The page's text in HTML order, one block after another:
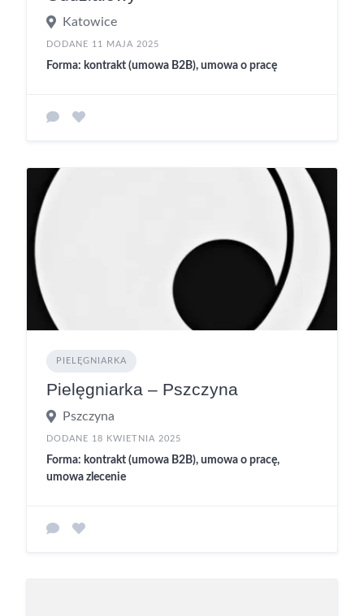
Katowice
DODANE 11 MAJA 2025
Forma: kontrakt (umowa B2B), umowa o pracę
PIELĘGNIARKA
Pielęgniarka – Pszczyna
Pszczyna
DODANE 18 KWIETNIA 2025
Forma: kontrakt (umowa B2B), umowa o pracę,
umowa zlecenie